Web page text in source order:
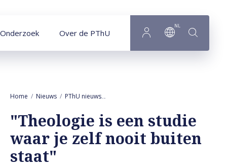
Onderzoek Over de PThU
NL
Home Nieuws PThU nieuws
"Theologie is een studie
waar je zelf nooit buiten
staat"